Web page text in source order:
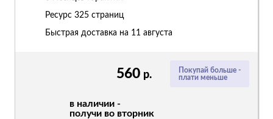
Покупай больше -
плати меньше
560 р.
в наличии -
получи во вторник
Ресурс 325 страниц
Быстрая доставка на 11 августа